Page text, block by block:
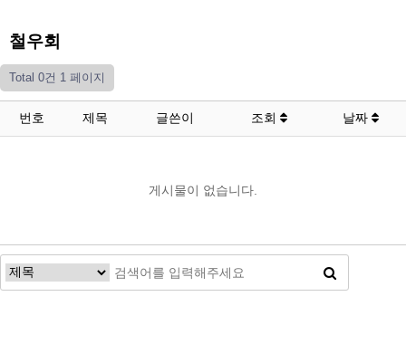
철우회
Total 0건 1 페이지
번호 제목 글쓴이 조회 날짜
게시물이 없습니다.